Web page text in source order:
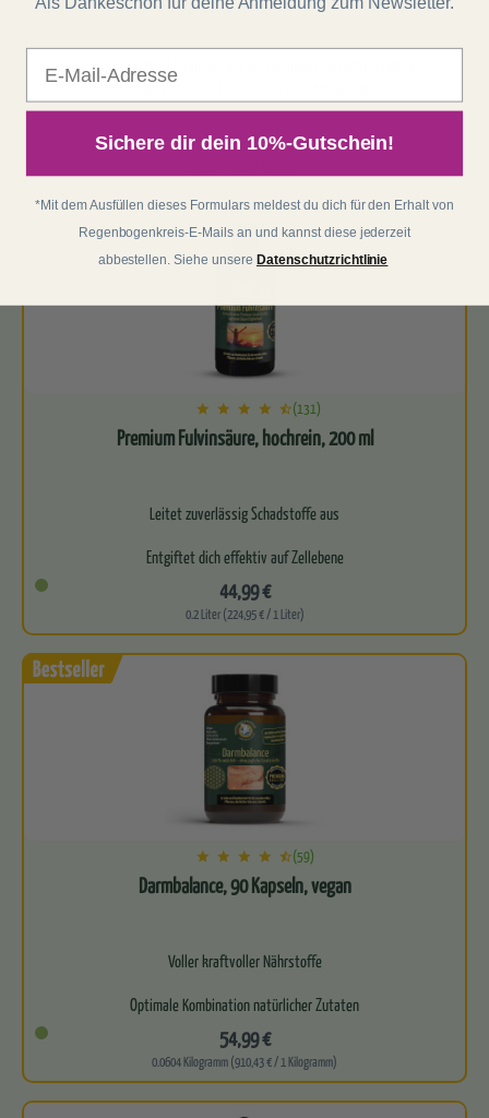
Der lecker herbe Chlorophyllsaft für Liebhaber von Bitterstoffen.
Entschlackend, entstressend, verdauungsanregend.
96,00 €
(131)
Premium Fulvinsäure, hochrein, 200 ml
Leitet zuverlässig Schadstoffe aus
Entgiftet dich effektiv auf Zellebene
Kurbelt deinen körpereigenen Zellstoffwechsel an
44,99 €
0.2 Liter (224,95 € / 1 Liter)
(59)
Darmbalance, 90 Kapseln, vegan
Voller kraftvoller Nährstoffe
Optimale Kombination natürlicher Zutaten
Frei von Carragen
54,99 €
0.0604 Kilogramm (910,43 € / 1 Kilogramm)
Sichere dir dein 10%-Gutschein!
*Mit dem Ausfüllen dieses Formulars meldest du dich für den Erhalt von
Regenbogenkreis-E-Mails an und kannst diese jederzeit
abbestellen. Siehe unsere Datenschutzrichtlinie